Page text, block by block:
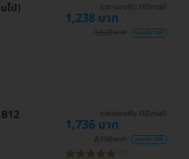
ไป) ราคาจองกับ HDmall
1,238 บาท
1,520 บาท ประหยัด 19%
ราคาจองกับ HDmall
1,736 บาท
2,150 บาท ประหยัด 19%
(1)